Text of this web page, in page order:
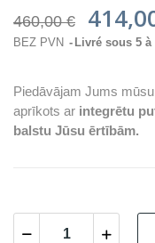
460,00 €
BEZ PVN Livré sous 5
Piedāvājam Jums
aprīkots ar integrētu
balstu Jūsu ērtībām.